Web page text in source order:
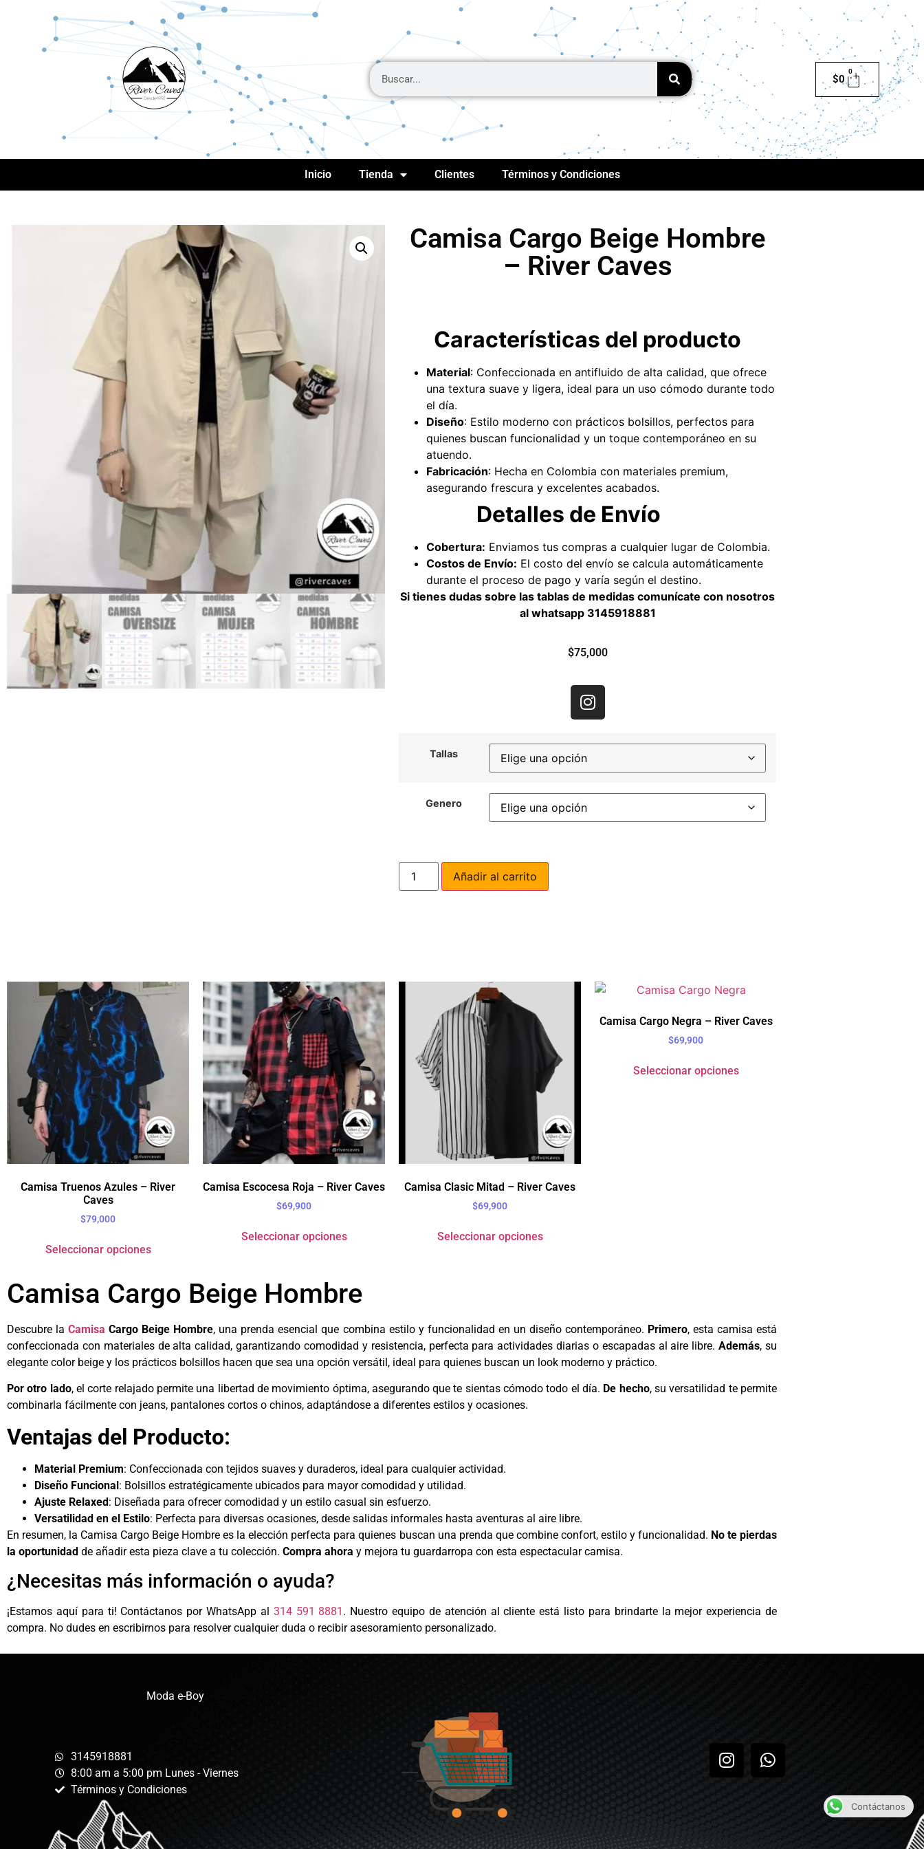
$0
0
Inicio Tienda Clientes Términos y Condiciones
Camisa Cargo Beige Hombre
– River Caves
Características del producto
Material: Confeccionada en antifluido de alta calidad, que ofrece
una textura suave y ligera, ideal para un uso cómodo durante todo
el día.
Diseño: Estilo moderno con prácticos bolsillos, perfectos para
quienes buscan funcionalidad y un toque contemporáneo en su
atuendo.
Fabricación: Hecha en Colombia con materiales premium,
asegurando frescura y excelentes acabados.
Detalles de Envío
Cobertura: Enviamos tus compras a cualquier lugar de Colombia.
Costos de Envío: El costo del envío se calcula automáticamente
durante el proceso de pago y varía según el destino.
Si tienes dudas sobre las tablas de medidas comunícate con nosotros
al whatsapp 3145918881
$75,000
Tallas
Genero
Añadir al carrito
Camisa Truenos Azules – River
Caves
$79,000
Seleccionar opciones
Camisa Escocesa Roja – River Caves
$69,900
Seleccionar opciones
Camisa Clasic Mitad – River Caves
$69,900
Seleccionar opciones
Camisa Cargo Negra – River Caves
$69,900
Seleccionar opciones
Camisa Cargo Beige Hombre
Descubre laCamisa Cargo Beige Hombre, una prenda esencial que combina estilo y funcionalidad en un diseño contemporáneo. Primero, esta camisa está
confeccionada con materiales de alta calidad, garantizando comodidad y resistencia, perfecta para actividades diarias o escapadas al aire libre.Además, su
elegante color beige y los prácticos bolsillos hacen que sea una opción versátil, ideal para quienes buscan un look moderno y práctico.
Por otro lado, el corte relajado permite una libertad de movimiento óptima, asegurando que te sientas cómodo todo el día. De hecho, su versatilidad te permite
combinarla fácilmente con jeans, pantalones cortos o chinos, adaptándose a diferentes estilos y ocasiones.
Ventajas del Producto:
Material Premium: Confeccionada con tejidos suaves y duraderos, ideal para cualquier actividad.
Diseño Funcional: Bolsillos estratégicamente ubicados para mayor comodidad y utilidad.
Ajuste Relaxed: Diseñada para ofrecer comodidad y un estilo casual sin esfuerzo.
Versatilidad en el Estilo: Perfecta para diversas ocasiones, desde salidas informales hasta aventuras al aire libre.
En resumen, la Camisa Cargo Beige Hombre es la elección perfecta para quienes buscan una prenda que combine confort, estilo y funcionalidad. No te pierdas
la oportunidad de añadir esta pieza clave a tu colección. Compra ahora y mejora tu guardarropa con esta espectacular camisa.
¿Necesitas más información o ayuda?
¡Estamos aquí para ti! Contáctanos por WhatsApp al 314 591 8881 . Nuestro equipo de atención al cliente está listo para brindarte la mejor experiencia de
compra. No dudes en escribirnos para resolver cualquier duda o recibir asesoramiento personalizado.
Moda e-Boy
3145918881
8:00 am a 5:00 pm Lunes - Viernes
Términos y Condiciones
Contáctanos